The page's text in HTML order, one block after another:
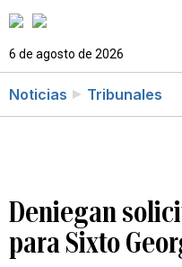
6 de agosto de 2026
Noticias Tribunales
Deniegan
para Sixto